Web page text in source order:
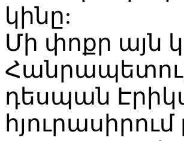
կինը:
Մի փոքր այն
դեսպան